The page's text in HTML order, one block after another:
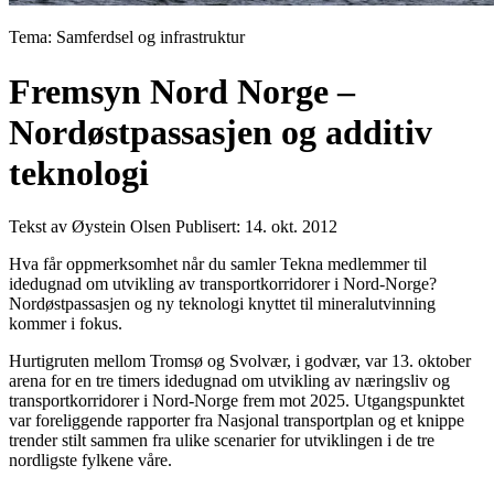
Tema: Samferdsel og infrastruktur
Fremsyn Nord Norge –
Nordøstpassasjen og additiv
teknologi
Tekst av Øystein Olsen Publisert: 14. okt. 2012
Hva får oppmerksomhet når du samler Tekna medlemmer til
idedugnad om utvikling av transportkorridorer i Nord-Norge?
Nordøstpassasjen og ny teknologi knyttet til mineralutvinning
kommer i fokus.
Hurtigruten mellom Tromsø og Svolvær, i godvær, var 13. oktober
arena for en tre timers idedugnad om utvikling av næringsliv og
transportkorridorer i Nord-Norge frem mot 2025. Utgangspunktet
var foreliggende rapporter fra Nasjonal transportplan og et knippe
trender stilt sammen fra ulike scenarier for utviklingen i de tre
nordligste fylkene våre.